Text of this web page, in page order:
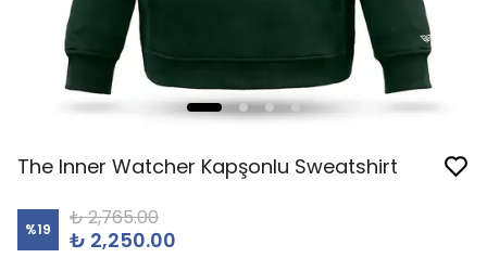
The Inner Watcher Kapşonlu Sweatshirt
%19 ₺ 2,765.00
₺ 2,250.00